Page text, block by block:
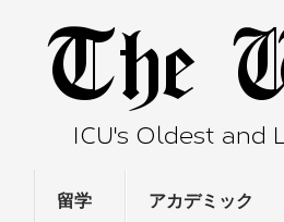
留学 アカデミック